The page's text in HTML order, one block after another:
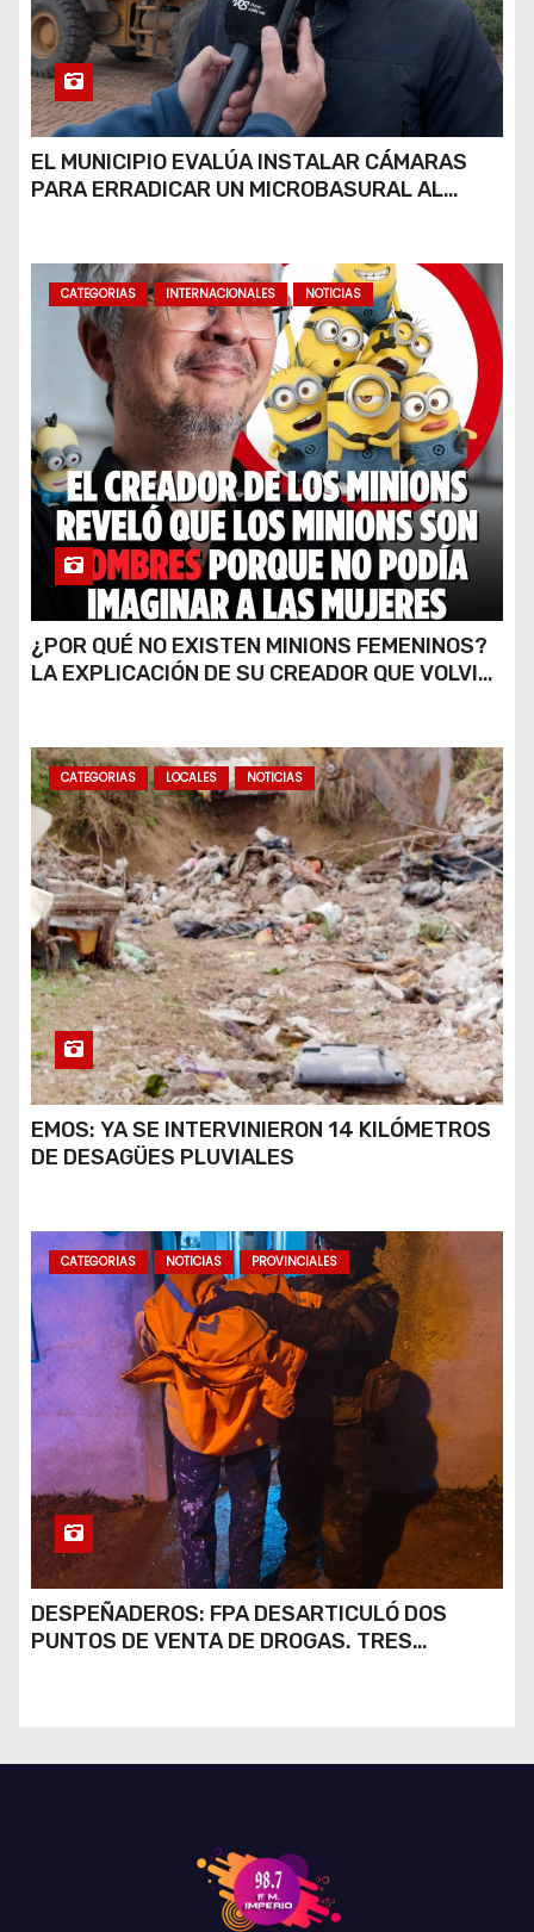
EL MUNICIPIO EVALÚA INSTALAR CÁMARAS
PARA ERRADICAR UN MICROBASURAL AL
CATEGORIAS INTERNACIONALES NOTICIAS
¿POR QUÉ NO EXISTEN MINIONS FEMENINOS?
LA EXPLICACIÓN DE SU CREADOR QUE VOLVIÓ
CATEGORIAS LOCALES NOTICIAS
EMOS: YA SE INTERVINIERON 14 KILÓMETROS
DE DESAGÜES PLUVIALES
CATEGORIAS NOTICIAS PROVINCIALES
DESPEÑADEROS: FPA DESARTICULÓ DOS
PUNTOS DE VENTA DE DROGAS. TRES